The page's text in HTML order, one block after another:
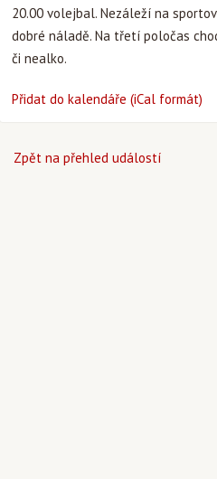
20.00 volejbal. Nezáleží na
dobré náladě. Na třetí poločas
či nealko.
Přidat do kalendáře (iCal formát)
Zpět na přehled událostí